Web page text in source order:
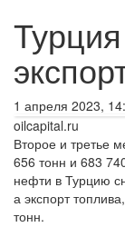
1 апреля 2023,
oilcapital.ru
Второе и третье
656 тонн и 683
нефти в Турцию
а экспорт
тонн.